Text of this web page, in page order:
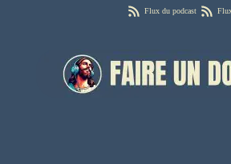
Flux du podcast